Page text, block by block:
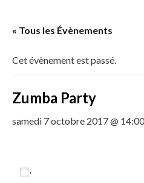
« Tous les Évènements
Cet évènement est passé.
Zumba Party
samedi 7 octobre 2017 @ 14:00